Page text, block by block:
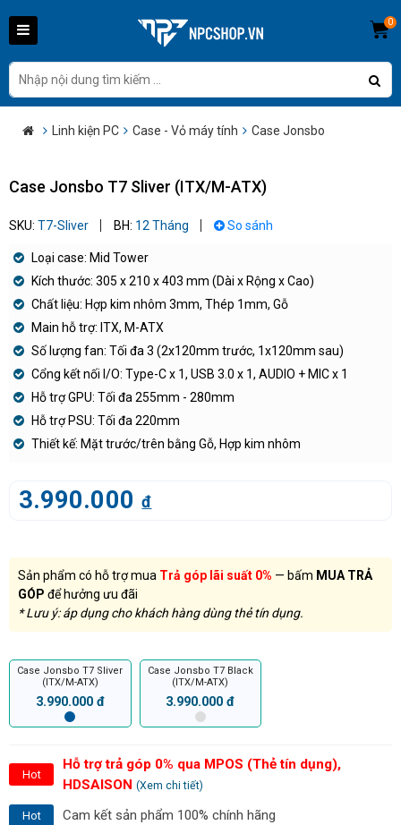
0
Linh kiện PC Case - Vỏ máy tính Case Jonsbo
Case Jonsbo T7 Sliver (ITX/M-ATX)
SKU: T7-Sliver BH: 12 Tháng So sánh
Loại case: Mid Tower
Kích thước: 305 x 210 x 403 mm (Dài x Rộng x Cao)
Chất liệu: Hợp kim nhôm 3mm, Thép 1mm, Gỗ
Main hỗ trợ: ITX, M-ATX
Số lượng fan: Tối đa 3 (2x120mm trước, 1x120mm sau)
Cổng kết nối I/O: Type-C x 1, USB 3.0 x 1, AUDIO + MIC x 1
Hỗ trợ GPU: Tối đa 255mm - 280mm
Hỗ trợ PSU: Tối đa 220mm
Thiết kế: Mặt trước/trên bằng Gỗ, Hợp kim nhôm
3.990.000 đ
Sản phẩm có hỗ trợ mua Trả góp lãi suất 0% — bấm MUA TRẢ
GÓP để hưởng ưu đãi
* Lưu ý: áp dụng cho khách hàng dùng thẻ tín dụng.
Case Jonsbo T7 Sliver
(ITX/M-ATX)
3.990.000 đ
Case Jonsbo T7 Black
(ITX/M-ATX)
3.990.000 đ
Hot
Hỗ trợ trả góp 0% qua MPOS (Thẻ tín dụng),
HDSAISON (Xem chi tiết)
Hot Cam kết sản phẩm 100% chính hãng